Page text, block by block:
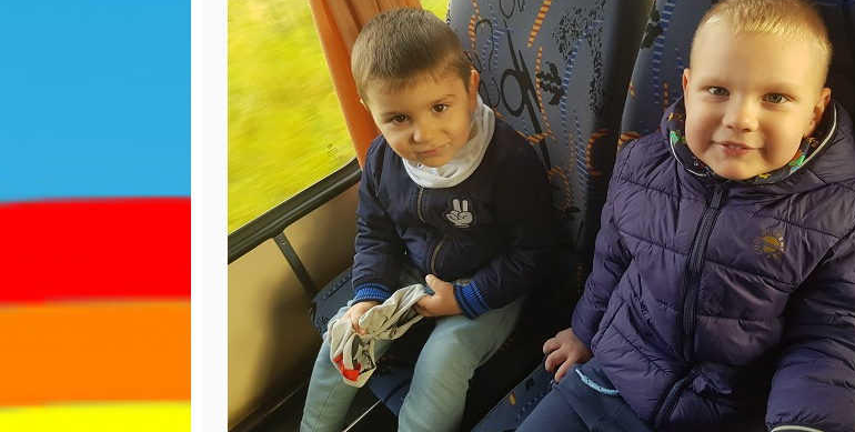
Zabawy na śniegu
Mikołajki
Uciekające wirusy
Paka dla zwierzaka
Dzień chłopaka
Jesienny spacer
Powitanie Jesieni
Dzień kropki
Spotkanie z Panią ze
Stacji Sanitarno-
Epidemiologicznej w
Lipnie na temat
kleszczy
Dzień Ziemi
Walentynki
Biedronki
Karmnik dla ptaków
Jasełka 2023
Pierniczki
Mikołajki
Dzień Górnika
Dzień Pluszowego
Misia
Dzień buraka
Dzień kredki
Teatrzyk „Czerwony
kapturek”
Eksperymenty
Dzień Kobiet
Walentynki Jeżyki
Dokarmianie
ptaków
Jasełka 2023
Dzień świadomości
autyzmu
Wiosenne sadzenie
Eksperymenty
Pierwszy dzień
wiosny
DZIEŃ KOBIET
Powitanie Jesieni
Dzień chłopaka
Dzień Przedszkolaka
Jasełka 2023
Pieczenie babeczek
Dzień świadomości
autyzmu
Fasola w różnych
odsłonach
Pierwszy Dzień
Wiosny
Dzień Kobiet
Praca plastyczna